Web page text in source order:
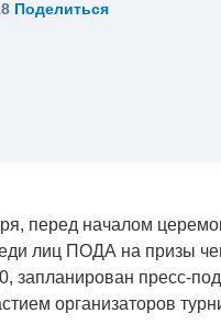
Поделиться
перед началом
лиц ПОДА на призы
запланирован пресс-
организаторов